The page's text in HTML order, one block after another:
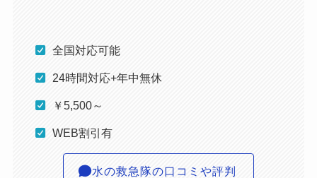
全国対応可能
24時間対応+年中無休
￥5,500～
WEB割引有
水の救急隊の口コミや評判